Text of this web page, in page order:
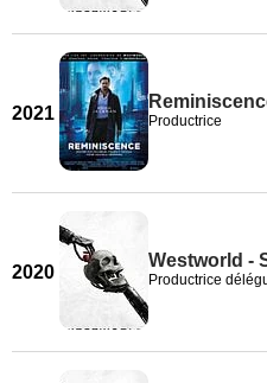
2021 Productrice
2020
Westworld -
Productrice